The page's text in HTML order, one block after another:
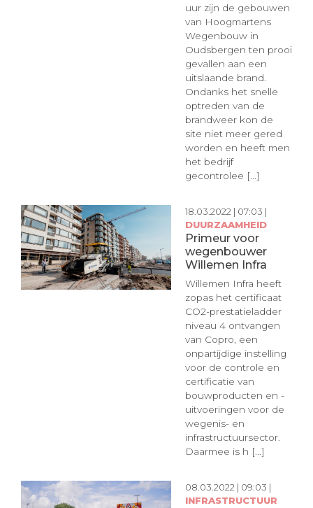
uur zijn de gebouwen
van Hoogmartens
Wegenbouw in
Oudsbergen ten prooi
gevallen aan een
uitslaande brand.
Ondanks het snelle
optreden van de
brandweer kon de
site niet meer gered
worden en heeft men
het bedrijf
gecontrolee [...]
18.03.2022 | 07:03 |
DUURZAAMHEID
Primeur voor
wegenbouwer
Willemen Infra
Willemen Infra heeft
zopas het certificaat
CO2-prestatieladder
niveau 4 ontvangen
van Copro, een
onpartijdige instelling
voor de controle en
certificatie van
bouwproducten en -
uitvoeringen voor de
wegenis- en
infrastructuursector.
Daarmee is h [...]
08.03.2022 | 09:03 |
INFRASTRUCTUUR